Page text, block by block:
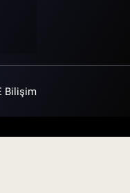
Bilişim